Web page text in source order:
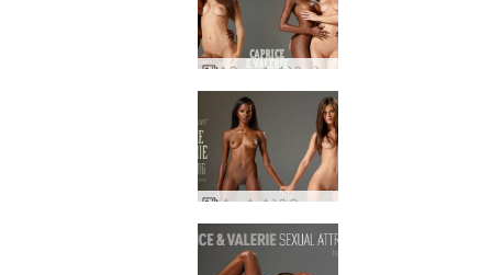
कैप्रिस और वैलेरी प्रोटोटाइप
मौज और वैलेरी यिन और यांग